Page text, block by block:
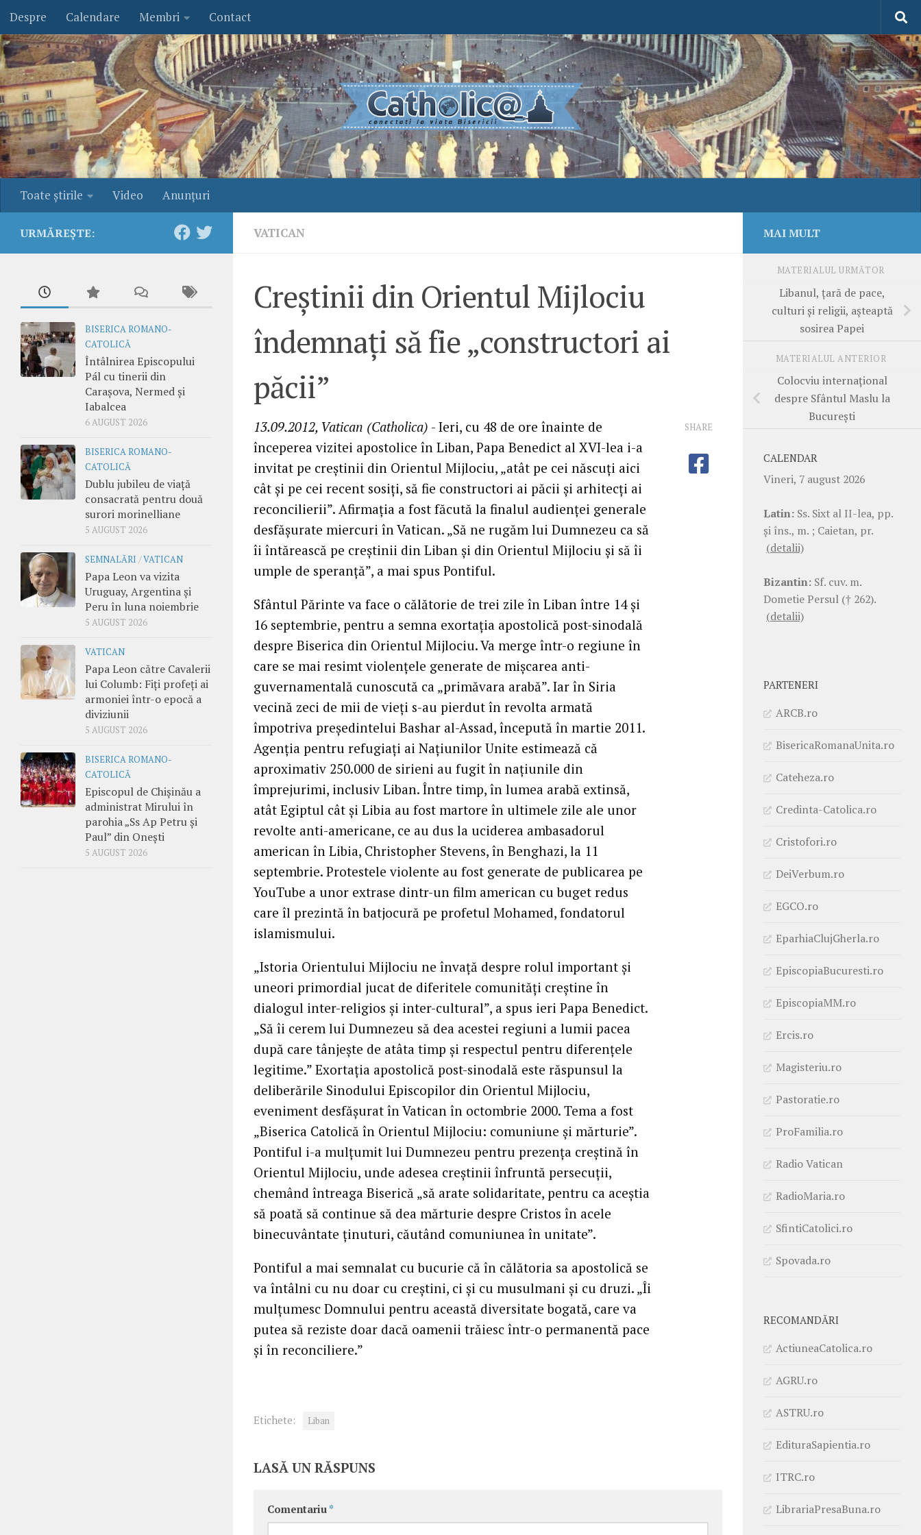
Skip to content
Despre Calendare Membri Contact
Toate ştirile Video Anunţuri
VATICAN
Creştinii din Orientul Mijlociu
îndemnaţi să fie „constructori ai
păcii”
13.09.2012, Vatican (Catholica) - Ieri, cu 48 de ore înainte de
începerea vizitei apostolice în Liban, Papa Benedict al XVI-lea i-a
invitat pe creştinii din Orientul Mijlociu, „atât pe cei născuţi aici
cât şi pe cei recent sosiţi, să fie constructori ai păcii şi arhitecţi ai
reconcilierii”. Afirmaţia a fost făcută la finalul audienţei generale
desfăşurate miercuri în Vatican. „Să ne rugăm lui Dumnezeu ca să
îi întărească pe creştinii din Liban şi din Orientul Mijlociu şi să îi
umple de speranţă”, a mai spus Pontiful.
Sfântul Părinte va face o călătorie de trei zile în Liban între 14 şi
16 septembrie, pentru a semna exortaţia apostolică post-sinodală
despre Biserica din Orientul Mijlociu. Va merge într-o regiune în
care se mai resimt violenţele generate de mişcarea anti-
guvernamentală cunoscută ca „primăvara arabă”. Iar în Siria
vecină zeci de mii de vieţi s-au pierdut în revolta armată
împotriva preşedintelui Bashar al-Assad, începută în martie 2011.
Agenţia pentru refugiaţi ai Naţiunilor Unite estimează că
aproximativ 250.000 de sirieni au fugit în naţiunile din
împrejurimi, inclusiv Liban. Între timp, în lumea arabă extinsă,
atât Egiptul cât şi Libia au fost martore în ultimele zile ale unor
revolte anti-americane, ce au dus la uciderea ambasadorul
american în Libia, Christopher Stevens, în Benghazi, la 11
septembrie. Protestele violente au fost generate de publicarea pe
YouTube a unor extrase dintr-un film american cu buget redus
care îl prezintă în batjocură pe profetul Mohamed, fondatorul
islamismului.
„Istoria Orientului Mijlociu ne învaţă despre rolul important şi
uneori primordial jucat de diferitele comunităţi creştine în
dialogul inter-religios şi inter-cultural”, a spus ieri Papa Benedict.
„Să îi cerem lui Dumnezeu să dea acestei regiuni a lumii pacea
după care tânjeşte de atâta timp şi respectul pentru diferenţele
legitime.” Exortaţia apostolică post-sinodală este răspunsul la
deliberările Sinodului Episcopilor din Orientul Mijlociu,
eveniment desfăşurat în Vatican în octombrie 2000. Tema a fost
„Biserica Catolică în Orientul Mijlociu: comuniune şi mărturie”.
Pontiful i-a mulţumit lui Dumnezeu pentru prezenţa creştină în
Orientul Mijlociu, unde adesea creştinii înfruntă persecuţii,
chemând întreaga Biserică „să arate solidaritate, pentru ca aceştia
să poată să continue să dea mărturie despre Cristos în acele
binecuvântate ţinuturi, căutând comuniunea în unitate”.
Pontiful a mai semnalat cu bucurie că în călătoria sa apostolică se
va întâlni cu nu doar cu creştini, ci şi cu musulmani şi cu druzi. „Îi
mulţumesc Domnului pentru această diversitate bogată, care va
putea să reziste doar dacă oamenii trăiesc într-o permanentă pace
şi în reconciliere.”
SHARE
Etichete: Liban
LASĂ UN RĂSPUNS
Comentariu *
URMĂREȘTE:
BISERICA ROMANO-
CATOLICĂ
Întâlnirea Episcopului
Pál cu tinerii din
Carașova, Nermed și
Iabalcea
6 AUGUST 2026
BISERICA ROMANO-
CATOLICĂ
Dublu jubileu de viață
consacrată pentru două
surori morinelliane
5 AUGUST 2026
SEMNALĂRI /VATICAN
Papa Leon va vizita
Uruguay, Argentina și
Peru în luna noiembrie
5 AUGUST 2026
VATICAN
Papa Leon către Cavalerii
lui Columb: Fiți profeți ai
armoniei într-o epocă a
diviziunii
5 AUGUST 2026
BISERICA ROMANO-
CATOLICĂ
Episcopul de Chișinău a
administrat Mirului în
parohia „Ss Ap Petru și
Paul” din Onești
5 AUGUST 2026
MAI MULT
MATERIALUL URMĂTOR
Libanul, ţară de pace,
culturi şi religii, aşteaptă
sosirea Papei
MATERIALUL ANTERIOR
Colocviu internaţional
despre Sfântul Maslu la
Bucureşti
CALENDAR
Vineri, 7 august 2026
Latin: Ss. Sixt al II-lea, pp.
şi îns., m. ; Caietan, pr.
(detalii)
Bizantin: Sf. cuv. m.
Dometie Persul († 262).
(detalii)
PARTENERI
ARCB.ro
BisericaRomanaUnita.ro
Cateheza.ro
Credinta-Catolica.ro
Cristofori.ro
DeiVerbum.ro
EGCO.ro
EparhiaClujGherla.ro
EpiscopiaBucuresti.ro
EpiscopiaMM.ro
Ercis.ro
Magisteriu.ro
Pastoratie.ro
ProFamilia.ro
Radio Vatican
RadioMaria.ro
SfintiCatolici.ro
Spovada.ro
RECOMANDĂRI
ActiuneaCatolica.ro
AGRU.ro
ASTRU.ro
EdituraSapientia.ro
ITRC.ro
LibrariaPresaBuna.ro